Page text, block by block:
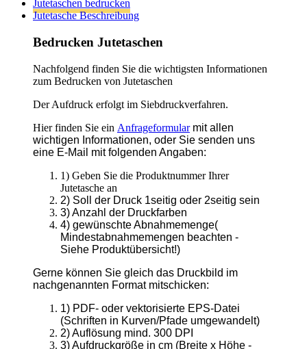
Hier finden Sie einAnfrageformular
eine E-Mail mit folgenden Angaben:
1) Geben Sie die Produktnummer Ihrer
Jutetasche an
3) Anzahl der Druckfarben
Mindestabnahmemengen beachten -
Siehe Produktübersicht!)
nachgenannten Format mitschicken:
1) PDF- oder vektorisierte EPS-Datei
(Schriften in Kurven/Pfade umgewandelt)
2) Auflösung mind. 300 DPI
3) Aufdruckgröße in cm (Breite x Höhe -
Standard ist ca. 28x30cm)
Zurück
TragetaschenMarkt
Wir verkaufen schon seit 1994 Tragetaschen. Papiertragetaschen,
Plastiktüten, Stofftaschen, Geschenktaschen, Messetaschen.